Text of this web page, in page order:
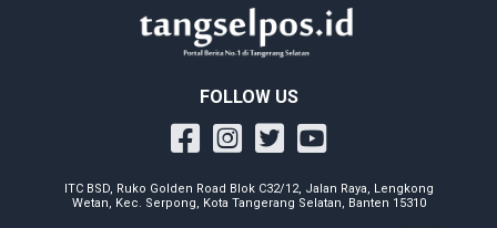
FOLLOW US
ITC BSD, Ruko Golden Road Blok C32/12, Jalan Raya, Lengkong
Wetan, Kec. Serpong, Kota Tangerang Selatan, Banten 15310